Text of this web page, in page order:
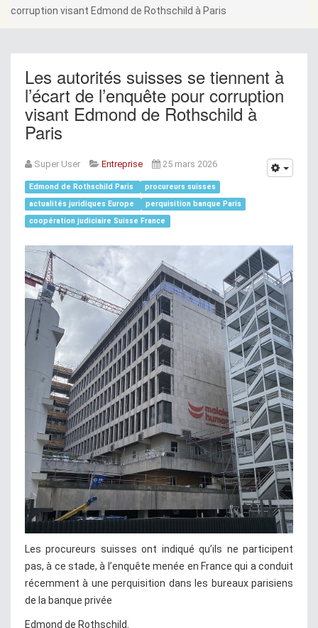
corruption visant Edmond de Rothschild à Paris
Les autorités suisses se tiennent à
l’écart de l’enquête pour corruption
visant Edmond de Rothschild à
Paris
Super User Entreprise 25 mars 2026
Edmond de Rothschild Paris
procureurs suisses
actualités juridiques Europe
perquisition banque Paris
coopération judiciaire Suisse France
Les procureurs suisses ont indiqué qu’ils ne participent
pas, à ce stade, à l’enquête menée en France qui a conduit
récemment à une perquisition dans les bureaux parisiens
de la banque privée
Edmond de Rothschild.